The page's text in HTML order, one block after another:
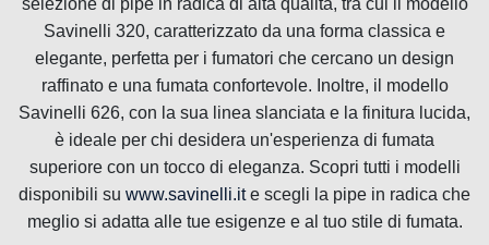
Savinelli 320, caratterizzato da una forma classica e
elegante, perfetta per i fumatori che cercano un design
raffinato e una fumata confortevole. Inoltre, il modello
Savinelli 626, con la sua linea slanciata e la finitura lucida,
è ideale per chi desidera un'esperienza di fumata
superiore con un tocco di eleganza. Scopri tutti i modelli
disponibili su www.savinelli.ite scegli la pipe in radica che
meglio si adatta alle tue esigenze e al tuo stile di fumata.